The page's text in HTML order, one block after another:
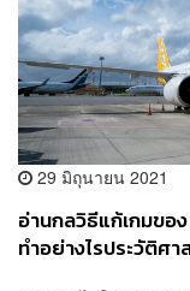
29 มิถุนายน 2021
อ่านกลวิธีแก้เกมขอ
ทำอย่างไรประวัติศ